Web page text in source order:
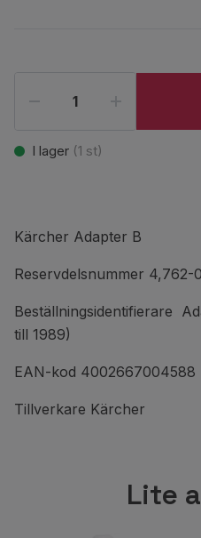
I lager (1 st)
Kärcher Adapter B
Reservdelsnummer 4,762-
Beställningsidentifierare
till 1989)
EAN-kod 4002667004588
Tillverkare Kärcher
Lite